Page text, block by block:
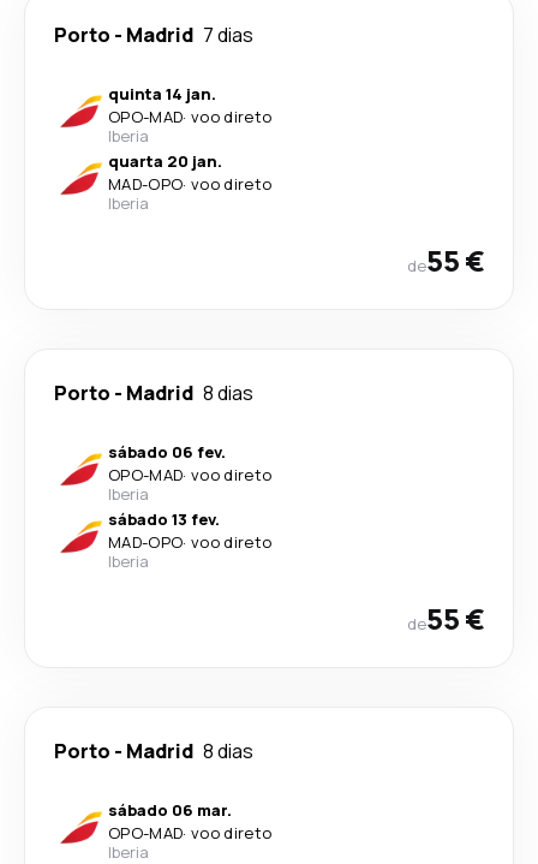
Porto - Madrid 7 dias
quinta 14 jan.
OPO-MAD· voo direto
Iberia
quarta 20 jan.
MAD-OPO· voo direto
Iberia
de55 €
Porto - Madrid 8 dias
sábado 06 fev.
OPO-MAD· voo direto
Iberia
sábado 13 fev.
MAD-OPO· voo direto
Iberia
de55 €
Porto - Madrid 8 dias
sábado 06 mar.
OPO-MAD· voo direto
Iberia